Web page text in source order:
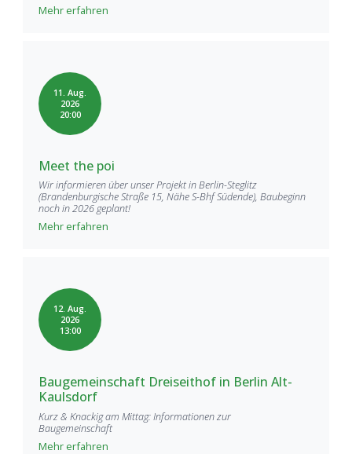
Mehr erfahren
11. Aug.
2026
20:00
Meet the poi
Wir informieren über unser Projekt in Berlin-Steglitz
(Brandenburgische Straße 15, Nähe S-Bhf Südende), Baubeginn
noch in 2026 geplant!
Mehr erfahren
12. Aug.
2026
13:00
Baugemeinschaft Dreiseithof in Berlin Alt-
Kaulsdorf
Kurz & Knackig am Mittag: Informationen zur
Baugemeinschaft
Mehr erfahren